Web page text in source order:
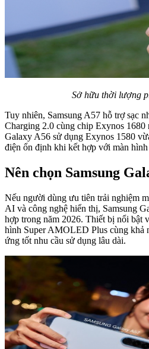
Sở hữu thời lượng
Tuy nhiên, Samsung A57 hỗ trợ sạc
Charging 2.0 cùng chip Exynos 1680
Galaxy A56 sử dụng Exynos 1580
điện ổn định khi kết hợp với màn
Nên chọn Samsung
Nếu người dùng ưu tiên trải nghiệm
AI và công nghệ hiển thị, Samsung
hợp trong năm 2026. Thiết bị nổi bật
hình Super AMOLED Plus cùng khả
ứng tốt nhu cầu sử dụng lâu dài.